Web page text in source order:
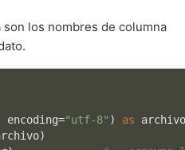
los nombres de columna
encoding="utf-8" ) as